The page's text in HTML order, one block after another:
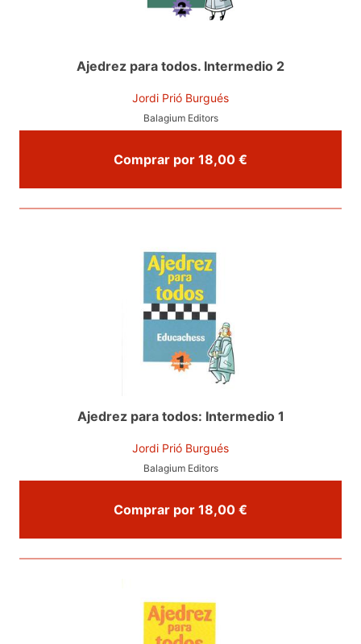
Ajedrez para todos. Intermedio 2
Jordi Prió Burgués
Balagium Editors
Comprar por 18,00 €
Ajedrez para todos: Intermedio 1
Jordi Prió Burgués
Balagium Editors
Comprar por 18,00 €